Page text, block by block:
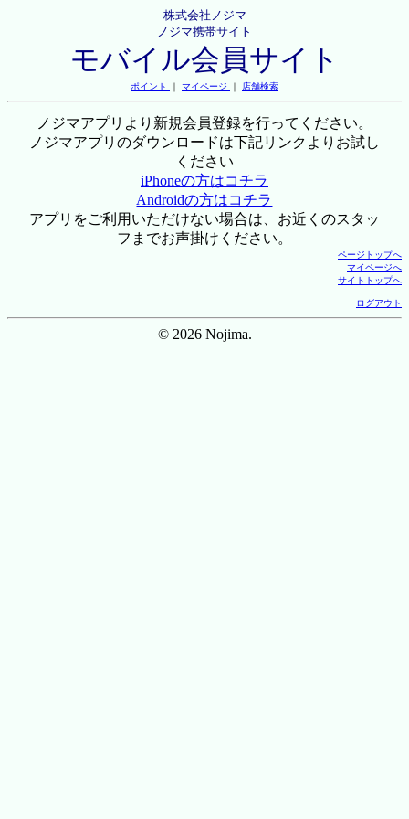
株式会社ノジマ
ノジマ携帯サイト
モバイル会員サイト
ポイント ｜ マイページ ｜ 店舗検索
ノジマアプリより新規会員登録を行ってください。
ノジマアプリのダウンロードは下記リンクよりお試し
ください
iPhoneの方はコチラ
Androidの方はコチラ
アプリをご利用いただけない場合は、お近くのスタッ
フまでお声掛けください。
ページトップへ
マイページへ
サイトトップへ
ログアウト
© 2026 Nojima.